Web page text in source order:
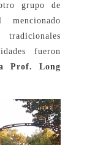
grupo de
fueron
Prof. Long